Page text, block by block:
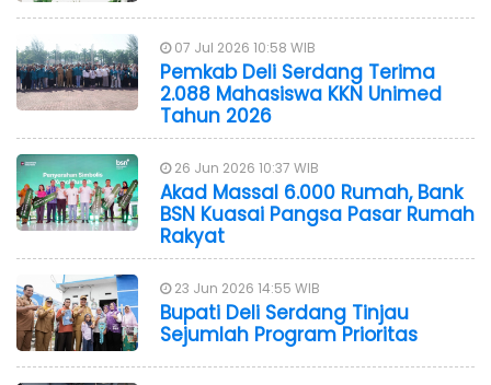
07 Jul 2026 10:58 WIB
Pemkab Deli Serdang Terima
2.088 Mahasiswa KKN Unimed
Tahun 2026
26 Jun 2026 10:37 WIB
Akad Massal 6.000 Rumah, Bank
BSN Kuasai Pangsa Pasar Rumah
Rakyat
23 Jun 2026 14:55 WIB
Bupati Deli Serdang Tinjau
Sejumlah Program Prioritas